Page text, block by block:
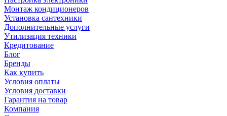
Монтаж кондиционеров
Установка сантехники
Дополнительные услуги
Утилизация техники
Кредитование
Блог
Бренды
Как купить
Условия оплаты
Условия доставки
Гарантия на товар
Компания